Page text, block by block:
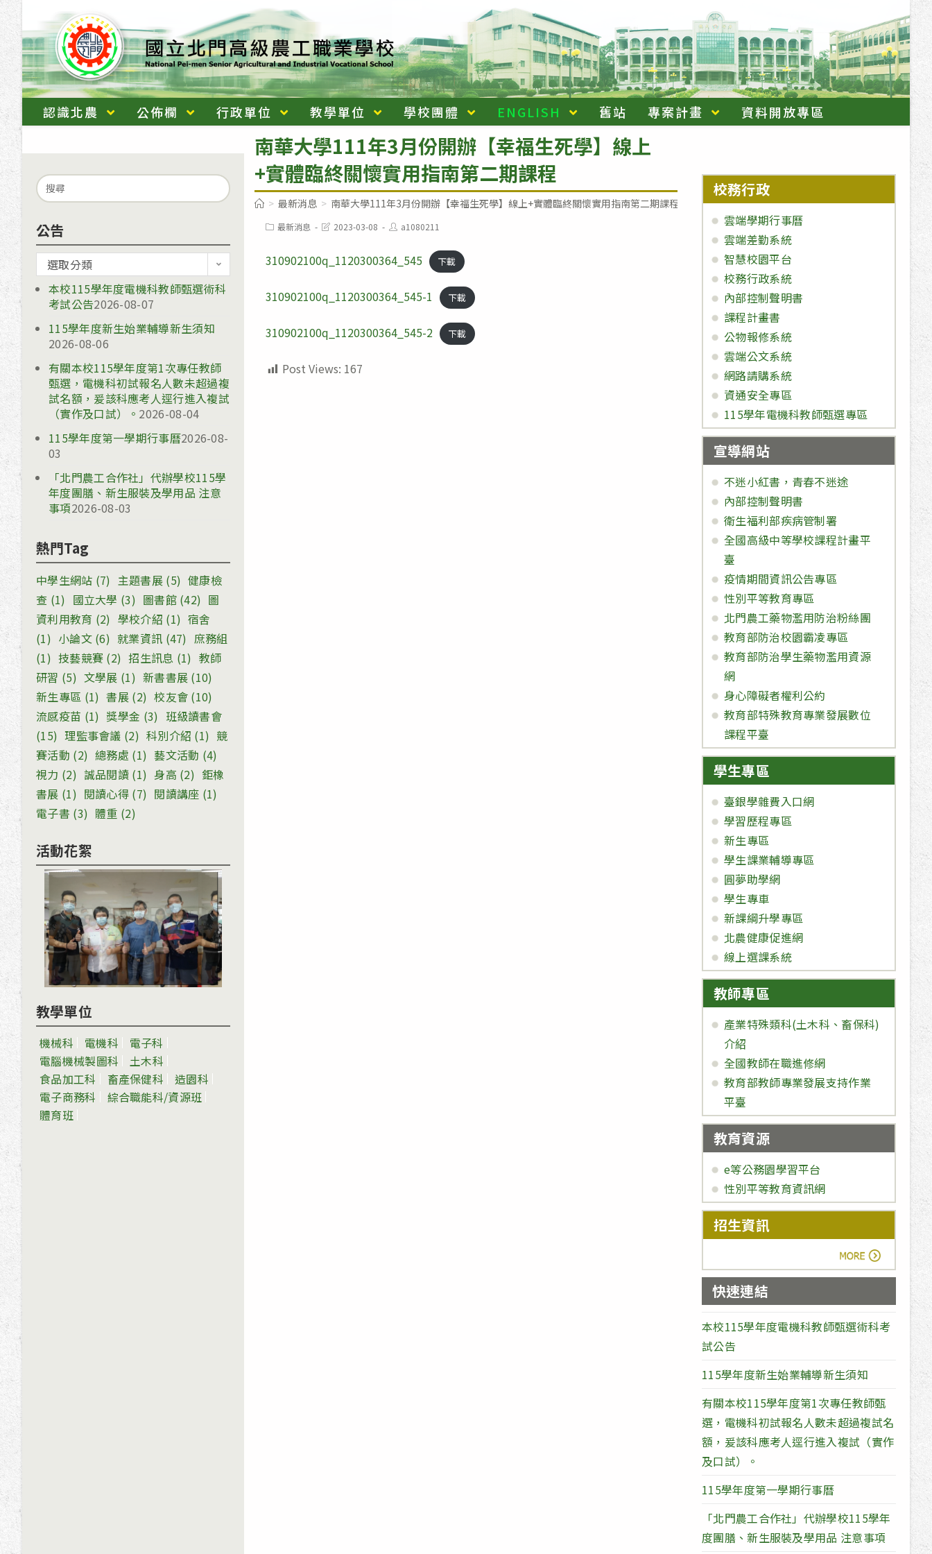
跳
主
要
內
容
認識北農 公佈欄 行政單位 教學單位 學校團體 ENGLISH 舊站 專案計畫 資料開放專區
南華大學111年3月份開辦【幸福生死學】線上
+實體臨終關懷實用指南第二期課程
> 最新消息 > 南華大學111年3月份開辦【幸福生死學】線上+實體臨終關懷實用指南第二期課程
Post最新消息
Post2023-03-08
Posta1080211
310902100q_1120300364_545 下載
310902100q_1120300364_545-1 下載
310902100q_1120300364_545-2 下載
Post Views: 167
Search
for:
公告
告
選取分類
本校115學年度電機科教師甄選術科
考試公告2026-08-07
115學年度新生始業輔導新生須知
2026-08-06
有關本校115學年度第1次專任教師
甄選，電機科初試報名人數未超過複
試名額，爰該科應考人逕行進入複試
（實作及口試）。 2026-08-04
115學年度第一學期行事曆2026-08-
03
「北門農工合作社」代辦學校115學
年度團膳、新生服裝及學用品 注意
事項2026-08-03
熱門Tag
中學生網站 (7) 主題書展(5) 健康檢
查 (1) 國立大學 (3) 圖書館(42) 圖
資利用教育 (2) 學校介紹 (1) 宿舍
(1) 小論文(6) 就業資訊 (47) 庶務組
(1) 技藝競賽 (2) 招生訊息 (1) 教師
研習 (5) 文學展 (1) 新書書展 (10)
新生專區 (1) 書展 (2) 校友會 (10)
流感疫苗 (1) 獎學金 (3) 班級讀書會
(15) 理監事會議 (2) 科別介紹 (1) 競
賽活動 (2) 總務處 (1) 藝文活動 (4)
視力 (2) 誠品閱讀 (1) 身高 (2) 鉅橡
書展 (1) 閱讀心得 (7) 閱讀講座 (1)
電子書 (3) 體重 (2)
活動花絮
教學單位
機械科 電機科
電子科
電腦機械製圖科
土木科
食品加工科
畜產保健科
造園科
電子商務科
綜合職能科/資源班
體育班
校務行政
雲端學期行事曆
雲端差勤系統
智慧校園平台
校務行政系統
內部控制聲明書
課程計畫書
公物報修系統
雲端公文系統
網路請購系統
資通安全專區
115學年電機科教師甄選專區
宣導網站
不迷小紅書，青春不迷途
內部控制聲明書
衛生福利部疾病管制署
全國高級中等學校課程計畫平
臺
疫情期間資訊公告專區
性別平等教育專區
北門農工藥物濫用防治粉絲團
教育部防治校園霸凌專區
教育部防治學生藥物濫用資源
網
身心障礙者權利公約
教育部特殊教育專業發展數位
課程平臺
學生專區
臺銀學雜費入口網
學習歷程專區
新生專區
學生課業輔導專區
圓夢助學網
學生專車
新課綱升學專區
北農健康促進網
線上選課系統
教師專區
產業特殊類科(土木科、畜保科)
介紹
全國教師在職進修網
教育部教師專業發展支持作業
平臺
教育資源
e等公務園學習平台
性別平等教育資訊網
招生資訊
快速連結
本校115學年度電機科教師甄選術科考
試公告
115學年度新生始業輔導新生須知
有關本校115學年度第1次專任教師甄
選，電機科初試報名人數未超過複試名
額，爰該科應考人逕行進入複試（實作
及口試）。
115學年度第一學期行事曆
「北門農工合作社」代辦學校115學年
度團膳、新生服裝及學用品 注意事項